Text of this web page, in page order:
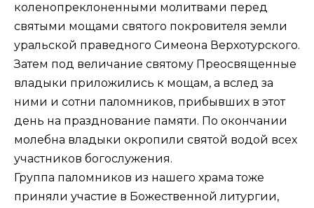
коленопреклоненными молитвами перед
святыми мощами святого покровителя земли
уральской праведного Симеона Верхотурского.
Затем под величание святому Преосвященные
владыки приложились к мощам, а вслед за
ними и сотни паломников, прибывших в этот
день на празднование памяти. По окончании
молебна владыки окропили святой водой всех
участников богослужения.
Группа паломников из нашего храма тоже
приняли участие в Божественной литургии,